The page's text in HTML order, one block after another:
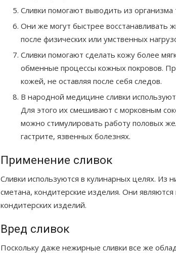
Сливки помогают выводить из организма
Они же могут быстрее
после физических или умственных
Сливки помогают сделать кожу более
обменные процессы кожных покровов.
кожей, не оставляя после себя следов.
В народной медицине сливки
Для этого их смешивают с морковным
можно стимулировать работу половых
гастрите, язвенных болезнях.
Применение сливок
Сливки используются в кулинарных целях. Из
сметана, кондитерские изделия. Они
кондитерских изделий.
Вред сливок
Поскольку даже нежирные сливки все же